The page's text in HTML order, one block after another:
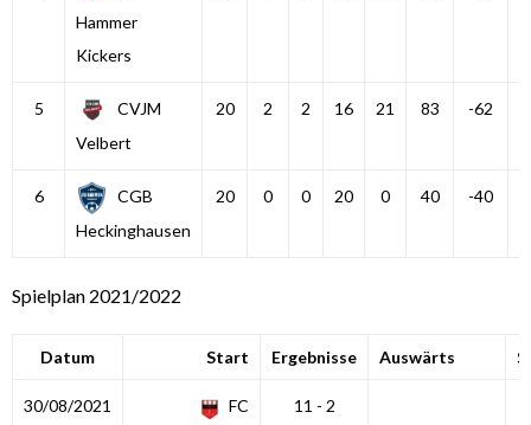
Hammer
Kickers
5
CVJM
Velbert
20 2 2 16 21 83 -62
6
CGB
Heckinghausen
20 0 0 20 0 40 -40
Spielplan 2021/2022
Datum Start Ergebnisse Auswärts
30/08/2021
FC
11 - 2